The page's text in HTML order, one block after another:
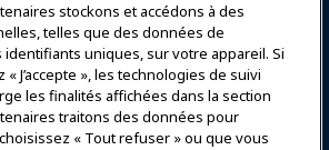
Rejoindre maintenant
Carrières
Contact
Événements
stockons et accédons à des
telles que des données de
uniques, sur votre appareil. Si
J’accepte », les technologies de suivi
les finalités affichées dans la section
traitons des données pour
« Tout refuser » ou que vous